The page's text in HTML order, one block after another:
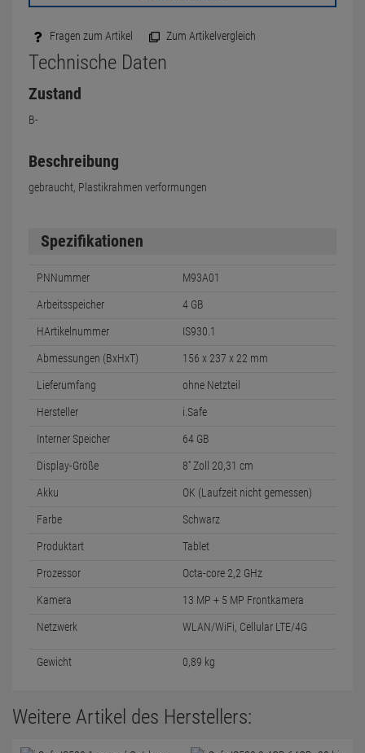
Fragen zum Artikel Zum Artikelvergleich
Technische Daten
Zustand
B-
Beschreibung
gebraucht, Plastikrahmen verformungen
Spezifikationen
PNNummer M93A01
Arbeitsspeicher 4 GB
HArtikelnummer IS930.1
Abmessungen (BxHxT) 156 x 237 x 22 mm
Lieferumfang ohne Netzteil
Hersteller i.Safe
Interner Speicher 64 GB
Display-Größe 8'' Zoll 20,31 cm
Akku OK (Laufzeit nicht gemessen)
Farbe Schwarz
Produktart Tablet
Prozessor Octa-core 2,2 GHz
Kamera 13 MP + 5 MP Frontkamera
Netzwerk WLAN/WiFi, Cellular LTE/4G
Gewicht 0,89 kg
Weitere Artikel des Herstellers: